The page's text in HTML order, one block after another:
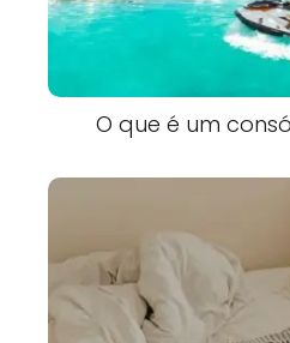
O que é um